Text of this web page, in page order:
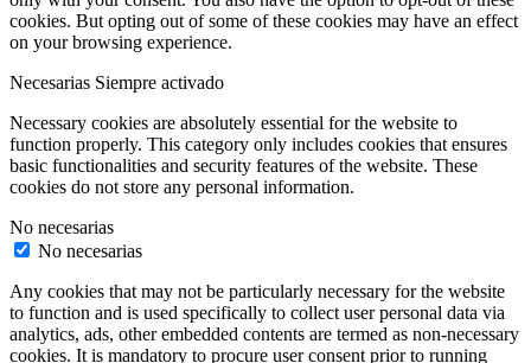
cookies. But opting out of some of these cookies may have an effect
on your browsing experience.
Necesarias Siempre activado
Necessary cookies are absolutely essential for the website to
function properly. This category only includes cookies that ensures
basic functionalities and security features of the website. These
cookies do not store any personal information.
No necesarias
No necesarias
Any cookies that may not be particularly necessary for the website
to function and is used specifically to collect user personal data via
analytics, ads, other embedded contents are termed as non-necessary
cookies. It is mandatory to procure user consent prior to running